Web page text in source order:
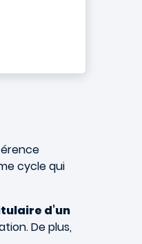
cycle qui
d’un
De plus,